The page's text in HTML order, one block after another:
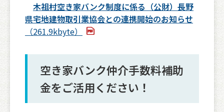
木祖村空き家バンク制度に係る（公財）長野
県宅地建物取引業協会との連携開始のお知らせ
（261.9kbyte）
空き家バンク仲介手数料補助
金をご活用ください！